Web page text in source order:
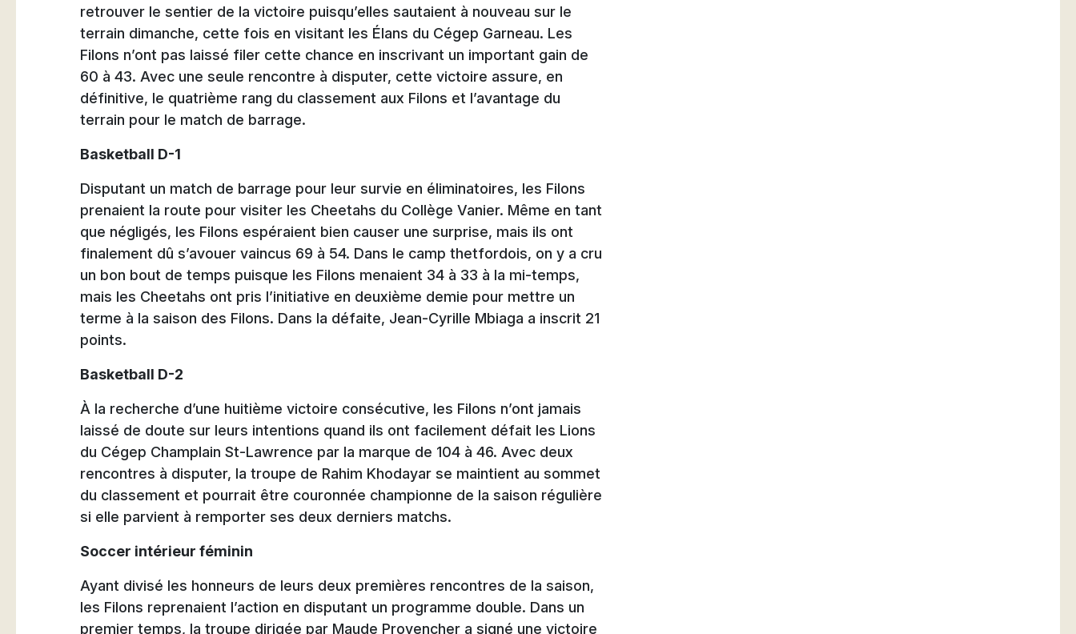
retrouver le sentier de la victoire puisqu’elles sautaient à nouveau sur le
terrain dimanche, cette fois en visitant les Élans du Cégep Garneau. Les
Filons n’ont pas laissé filer cette chance en inscrivant un important gain de
60 à 43. Avec une seule rencontre à disputer, cette victoire assure, en
définitive, le quatrième rang du classement aux Filons et l’avantage du
terrain pour le match de barrage.
Basketball D-1
Disputant un match de barrage pour leur survie en éliminatoires, les Filons
prenaient la route pour visiter les Cheetahs du Collège Vanier. Même en tant
que négligés, les Filons espéraient bien causer une surprise, mais ils ont
finalement dû s’avouer vaincus 69 à 54. Dans le camp thetfordois, on y a cru
un bon bout de temps puisque les Filons menaient 34 à 33 à la mi-temps,
mais les Cheetahs ont pris l’initiative en deuxième demie pour mettre un
terme à la saison des Filons. Dans la défaite, Jean-Cyrille Mbiaga a inscrit 21
points.
Basketball D-2
À la recherche d’une huitième victoire consécutive, les Filons n’ont jamais
laissé de doute sur leurs intentions quand ils ont facilement défait les Lions
du Cégep Champlain St-Lawrence par la marque de 104 à 46. Avec deux
rencontres à disputer, la troupe de Rahim Khodayar se maintient au sommet
du classement et pourrait être couronnée championne de la saison régulière
si elle parvient à remporter ses deux derniers matchs.
Soccer intérieur féminin
Ayant divisé les honneurs de leurs deux premières rencontres de la saison,
les Filons reprenaient l’action en disputant un programme double. Dans un
premier temps, la troupe dirigée par Maude Provencher a signé une victoire